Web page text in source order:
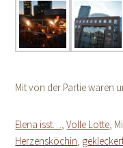
Mit von der Partie waren
Elena isst… ,Volle Lotte ,
Herzensköchin